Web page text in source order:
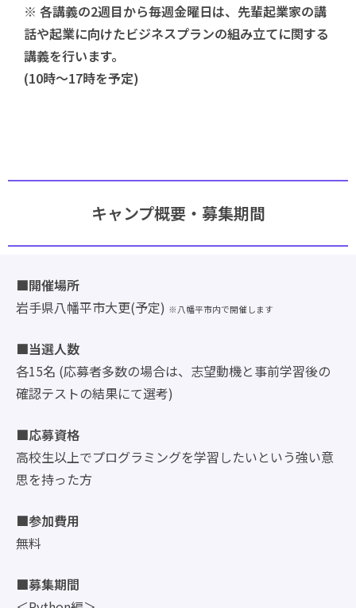
※ 各講義の2週目から毎週金曜日は、先輩起業家の講
話や起業に向けたビジネスプランの組み立てに関する
講義を行います。
(10時〜17時を予定)
キャンプ概要・募集期間
■開催場所
岩手県八幡平市大更(予定) ※八幡平市内で開催します
■当選人数
各15名 (応募者多数の場合は、志望動機と事前学習後の
確認テストの結果にて選考)
■応募資格
高校生以上でプログラミングを学習したいという強い意
思を持った方
■参加費用
無料
■募集期間